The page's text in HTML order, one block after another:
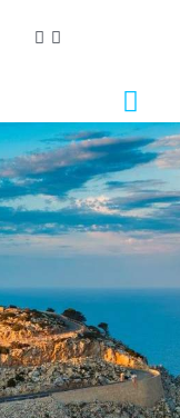
sitio web, así
y
el sitio web, para
así como para
intereses.
haciendo clic en
en el botón
puedes